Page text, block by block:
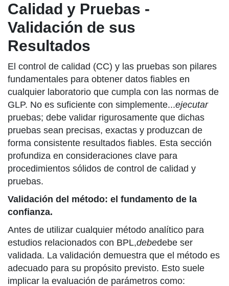
Calidad y Pruebas -
Validación de sus
Resultados
El control de calidad (CC) y las pruebas son pilares
fundamentales para obtener datos fiables en
cualquier laboratorio que cumpla con las normas de
GLP. No es suficiente con simplemente...ejecutar
pruebas; debe validar rigurosamente que dichas
pruebas sean precisas, exactas y produzcan de
forma consistente resultados fiables. Esta sección
profundiza en consideraciones clave para
procedimientos sólidos de control de calidad y
pruebas.
Validación del método: el fundamento de la
confianza.
Antes de utilizar cualquier método analítico para
estudios relacionados con BPL,debedebe ser
validada. La validación demuestra que el método es
adecuado para su propósito previsto. Esto suele
implicar la evaluación de parámetros como: